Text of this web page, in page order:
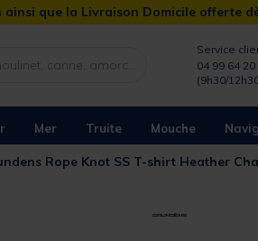
que la Livraison Domicile offerte
Service
04 99 64 20
(9h30/
Mer Truite Mouche
Rope Knot SS T-shirt Heather